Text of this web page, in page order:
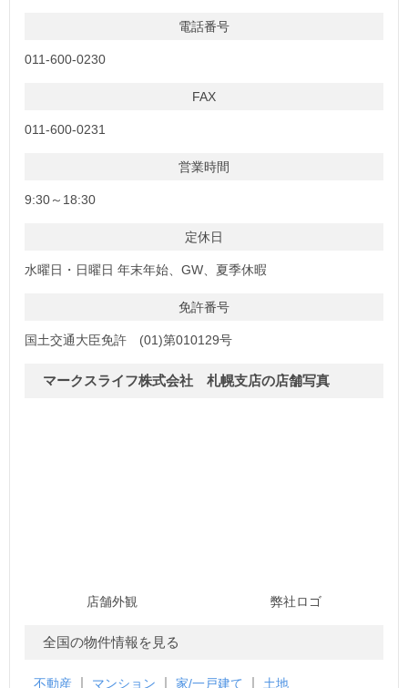
電話番号
011-600-0230
FAX
011-600-0231
営業時間
9:30～18:30
定休日
水曜日・日曜日 年末年始、GW、夏季休暇
免許番号
国土交通大臣免許 (01)第010129号
マークスライフ株式会社 札幌支店の店舗写真
店舗外観 弊社ロゴ
全国の物件情報を見る
不動産 マンション 家/一戸建て 土地